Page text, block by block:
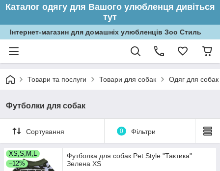
Каталог одягу для Вашого улюбленця дивіться
тут
Інтернет-магазин для домашніх улюбленців Зоо Стиль
Товари та послуги Товари для собак Одяг для собак
Футболки для собак
Сортування 0 Фільтри
XS,S,M,L
–12%
Футболка для собак Pet Style "Тактика"
Зелена XS